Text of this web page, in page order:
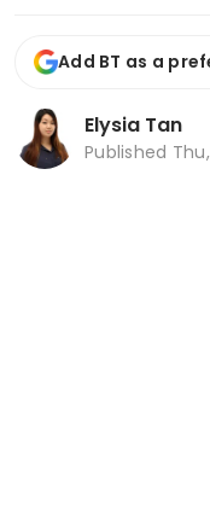
Add BT as a
Elysia Tan
Published